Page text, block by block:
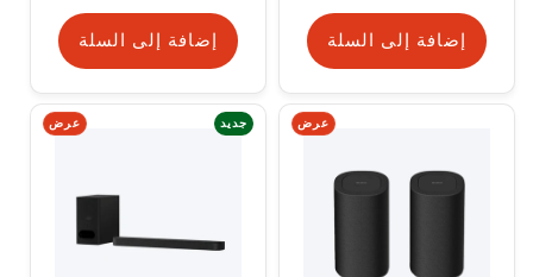
إضافة إلى السلة إضافة إلى السلة
عرض جديد عرض